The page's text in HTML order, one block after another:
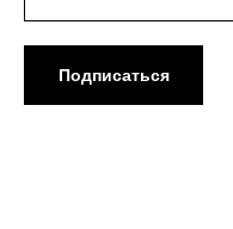
Подписаться